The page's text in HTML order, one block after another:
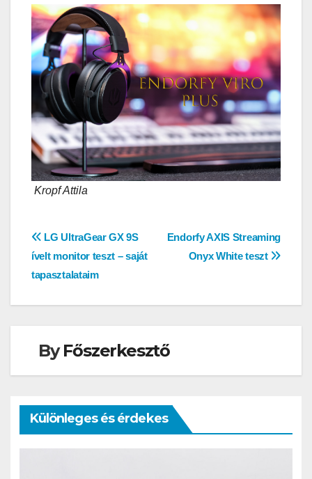
Kropf Attila
Bejegyzés
navigáció
Endorfy AXIS Streaming
Onyx White teszt
LG UltraGear GX 9S
ívelt monitor teszt – saját
tapasztalataim
ByFőszerkesztő
Különleges és érdekes